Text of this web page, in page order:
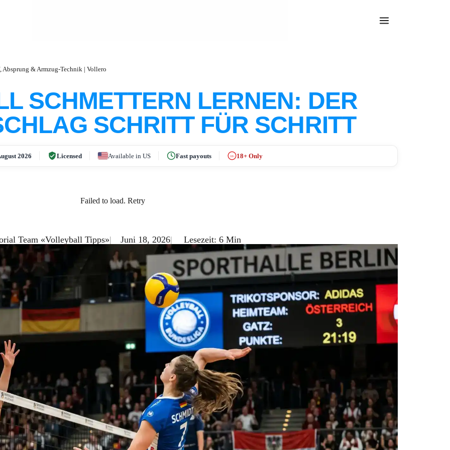
& Armzug-Technik | Vollero
SCHMETTERN LERNEN: DER
SCHRITT FÜR SCHRITT
2026 Licensed Available in US Fast payouts 18+ 18+ Only
Failed to load. Retry
Team «Volleyball Tipps» Juni 18, 2026 Lesezeit: 6 Min